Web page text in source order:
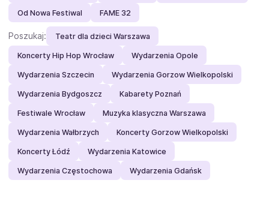
Od Nowa Festiwal FAME 32
Poszukaj: Teatr dla dzieci Warszawa
Koncerty Hip Hop Wrocław Wydarzenia Opole
Wydarzenia Szczecin Wydarzenia Gorzow Wielkopolski
Wydarzenia Bydgoszcz Kabarety Poznań
Festiwale Wrocław Muzyka klasyczna Warszawa
Wydarzenia Wałbrzych Koncerty Gorzow Wielkopolski
Koncerty Łódź Wydarzenia Katowice
Wydarzenia Częstochowa Wydarzenia Gdańsk